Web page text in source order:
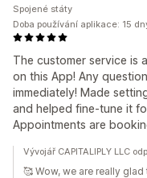
The customer service is
on this App! Any
immediately! Made
and helped fine-tune it
Appointments are
Spojené státy
Doba používání aplikace: 15
Vývojář CAPITALIPLY LLC
🥰 Wow, we are really